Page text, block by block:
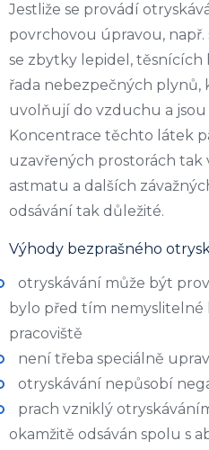
Jestliže se provádí
povrchovou úpravou,
se zbytky lepidel, těsnících
řada nebezpečných plynů,
uvolňují do vzduchu a
Koncentrace těchto látek
uzavřených prostorách tak
astmatu a dalších
odsávání tak důležité.
Výhody bezprašného
otryskávání může být
bylo před tím nemyslitelné
pracoviště
není třeba speciálně
otryskávání nepůsobí
prach vzniklý
okamžitě odsáván spolu s